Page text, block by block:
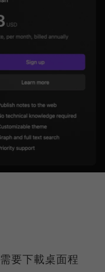
要下載桌面程